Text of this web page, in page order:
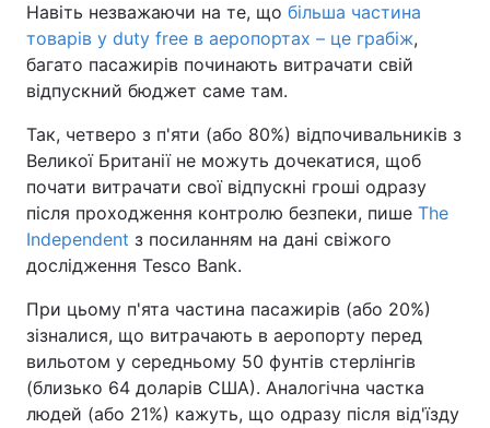
Навіть незважаючи на те, що більша частина
товарів у duty free в аеропортах – це грабіж,
багато пасажирів починають витрачати свій
відпускний бюджет саме там.
Так, четверо з п'яти (або 80%) відпочивальників з
Великої Британії не можуть дочекатися, щоб
почати витрачати свої відпускні гроші одразу
після проходження контролю безпеки, пише The
Independent з посиланням на дані свіжого
дослідження Tesco Bank.
При цьому п'ята частина пасажирів (або 20%)
зізналися, що витрачають в аеропорту перед
вильотом у середньому 50 фунтів стерлінгів
(близько 64 доларів США). Аналогічна частка
людей (або 21%) кажуть, що одразу після від'їзду